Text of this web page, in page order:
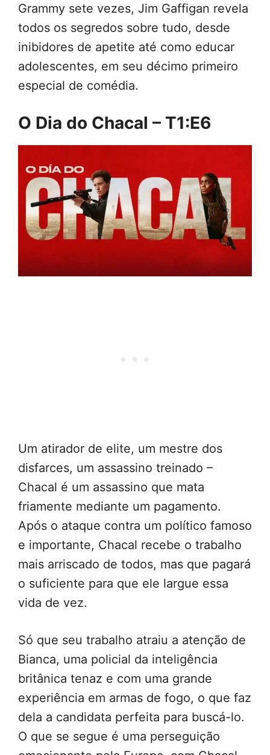
Grammy sete vezes, Jim Gaffigan revela
todos os segredos sobre tudo, desde
inibidores de apetite até como educar
adolescentes, em seu décimo primeiro
especial de comédia.
O Dia do Chacal – T1:E6
Um atirador de elite, um mestre dos
disfarces, um assassino treinado –
Chacal é um assassino que mata
friamente mediante um pagamento.
Após o ataque contra um político famoso
e importante, Chacal recebe o trabalho
mais arriscado de todos, mas que pagará
o suficiente para que ele largue essa
vida de vez.
Só que seu trabalho atraiu a atenção de
Bianca, uma policial da inteligência
britânica tenaz e com uma grande
experiência em armas de fogo, o que faz
dela a candidata perfeita para buscá-lo.
O que se segue é uma perseguição